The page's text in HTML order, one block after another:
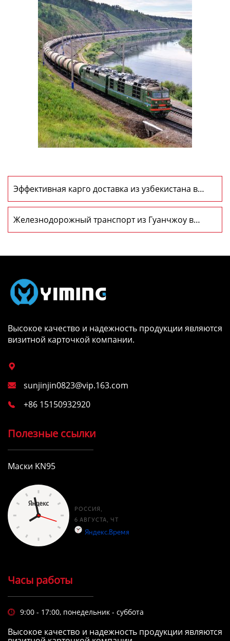
Эффективная карго доставка из узбекистана в
россию
Железнодорожный транспорт из Гуанчжоу в
Москву: Опыт, который стоит прожить
Высокое качество и надежность продукции являются
визитной карточкой компании.

 sunjinjin0823@vip.163.com
 +86 15150932920
Полезные ссылки
Маски KN95
Часы работы
 9:00 - 17:00, понедельник - суббота
Высокое качество и надежность продукции являются